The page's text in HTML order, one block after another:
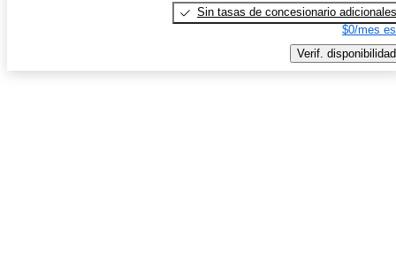
Sin tasas de concesionario adicionales
$0/mes
Verif. disponibilidad